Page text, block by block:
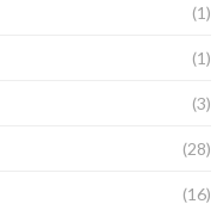
(1)
(1)
(3)
(28)
(16)